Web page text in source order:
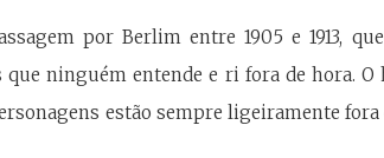
por Berlim entre 1905 e 1913,
ninguém entende e ri fora de hora. O
estão sempre ligeiramente fora